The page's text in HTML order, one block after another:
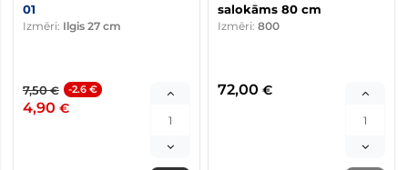
01
Izmēri: Ilgis 27 cm
7,50€ -2.6 €
4,90 €
salokāms 80 cm
Izmēri: 800
72,00 €